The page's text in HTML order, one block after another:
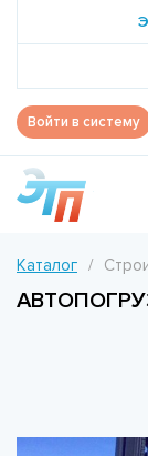
Войти в систему
Каталог